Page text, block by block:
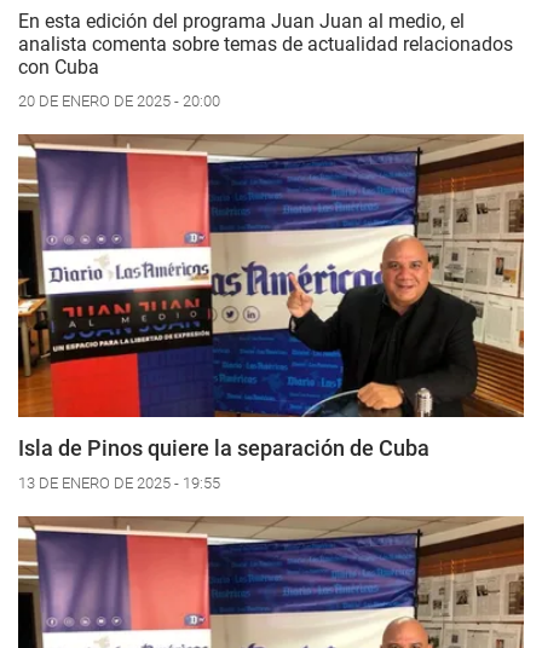
En esta edición del programa Juan Juan al medio, el
analista comenta sobre temas de actualidad relacionados
con Cuba
20 DE ENERO DE 2025 - 20:00
Isla de Pinos quiere la separación de Cuba
13 DE ENERO DE 2025 - 19:55